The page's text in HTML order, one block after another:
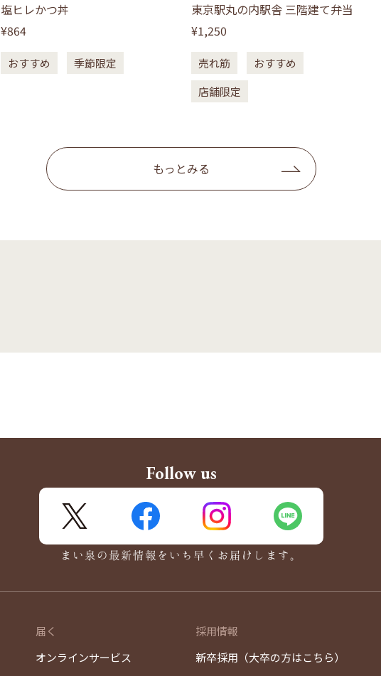
塩ヒレかつ丼
¥864
おすすめ 季節限定
東京駅丸の内駅舎 三階建て弁当
¥1,250
売れ筋
おすすめ
店舗限定
もっとみる
Follow us
FaceBook Instagram
まい泉の最新情報をいち早くお届けします。
届く
オンラインサービス
採用情報
新卒採用（大卒の方はこちら）